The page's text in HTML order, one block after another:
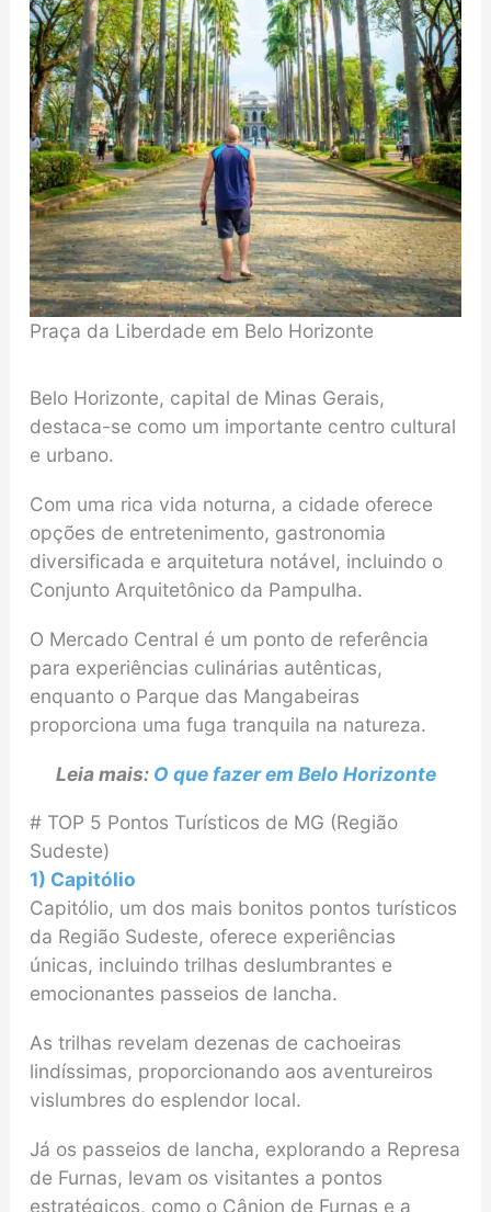
Praça da Liberdade em Belo Horizonte
Belo Horizonte, capital de Minas Gerais,
destaca-se como um importante centro cultural
e urbano.
Com uma rica vida noturna, a cidade oferece
opções de entretenimento, gastronomia
diversificada e arquitetura notável, incluindo o
Conjunto Arquitetônico da Pampulha.
O Mercado Central é um ponto de referência
para experiências culinárias autênticas,
enquanto o Parque das Mangabeiras
proporciona uma fuga tranquila na natureza.
Leia mais: O que fazer em Belo Horizonte
# TOP 5 Pontos Turísticos de MG (Região
Sudeste)
1) Capitólio
Capitólio, um dos mais bonitos pontos turísticos
da Região Sudeste, oferece experiências
únicas, incluindo trilhas deslumbrantes e
emocionantes passeios de lancha.
As trilhas revelam dezenas de cachoeiras
lindíssimas, proporcionando aos aventureiros
vislumbres do esplendor local.
Já os passeios de lancha, explorando a Represa
de Furnas, levam os visitantes a pontos
estratégicos, como o Cânion de Furnas e a